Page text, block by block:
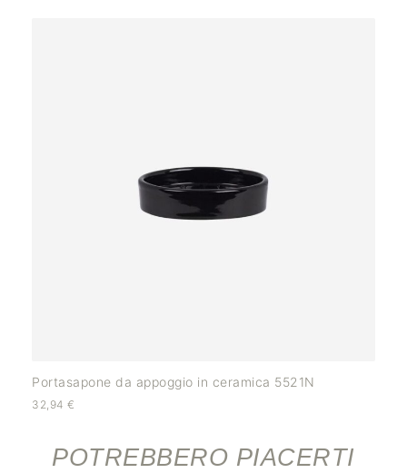
Portasapone da appoggio in ceramica 5521N
32,94 €
POTREBBERO PIACERTI